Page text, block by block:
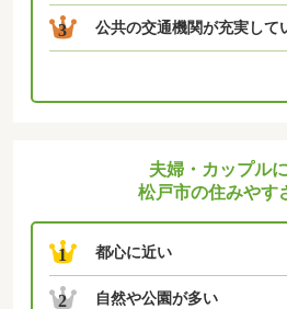
3 公共の交通機関が充実して
夫婦・カップル
松戸市の住みやす
1 都心に近い
2 自然や公園が多い